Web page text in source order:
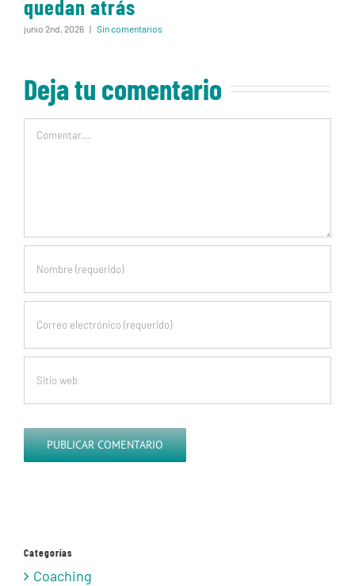
quedan atrás
junio 2nd, 2026 | Sin comentarios
Deja tu comentario
Comentar
Categorías
Coaching